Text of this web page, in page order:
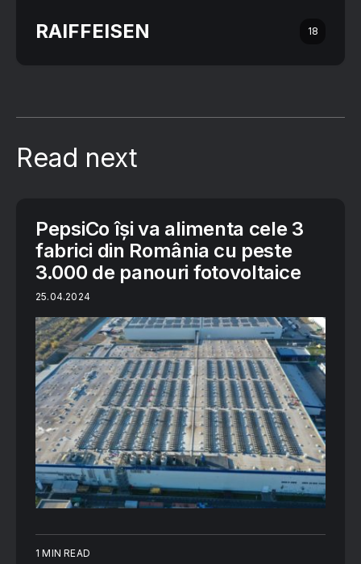
RAIFFEISEN 18
Read next
PepsiCo își va alimenta cele 3
fabrici din România cu peste
3.000 de panouri fotovoltaice
25.04.2024
1 MIN READ